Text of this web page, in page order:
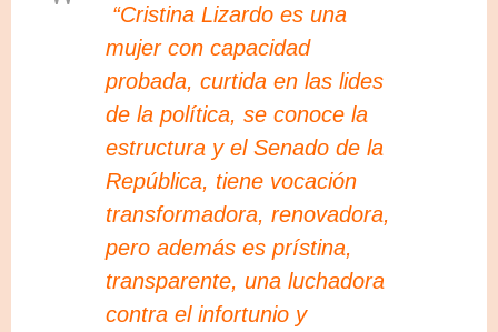
“Cristina Lizardo es una
mujer con capacidad
probada, curtida en las lides
de la política, se conoce la
estructura y el Senado de la
República, tiene vocación
transformadora, renovadora,
pero además es prístina,
transparente, una luchadora
contra el infortunio y